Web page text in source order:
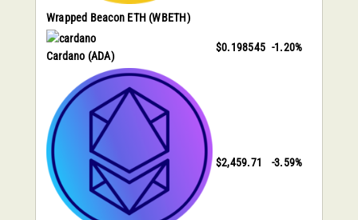
Wrapped Beacon ETH (WBETH)
Cardano (ADA)
$0.198545 -1.20%
$2,459.71 -3.59%